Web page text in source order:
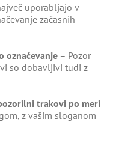
uporabljajo v
začasnih
označevanje – Pozor
so dobavljivi tudi z
trakovi po meri
z vašim sloganom